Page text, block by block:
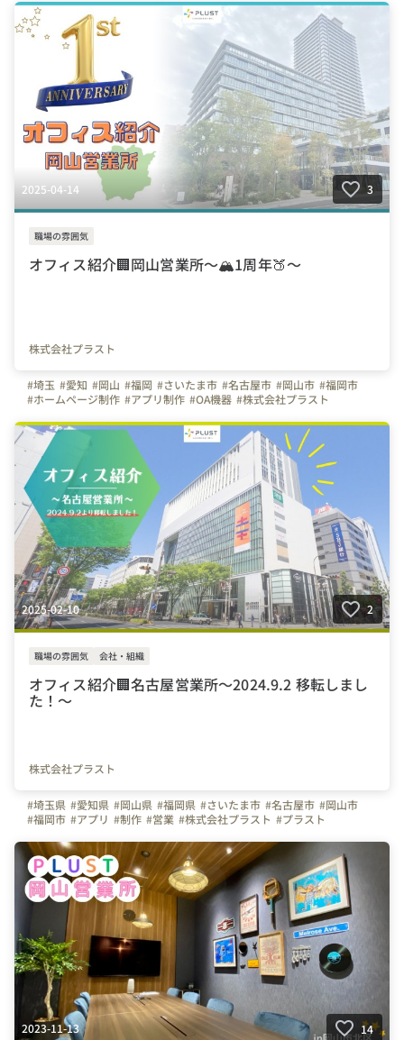
#ホームページ #コンサルティング #写真で伝える会社の雰囲気
#オフィス紹介 #オフィスを紹介します #移転
#うちのチームのいいところ
#はたらく人
#新しいオフィス
#会社の推しポイント
#弊社のすごいところ
2025-04-14 3
職場の雰囲気
オフィス紹介🏢岡山営業所～🏔1周年🍑～
株式会社プラスト
#埼玉 #愛知 #岡山 #福岡 #さいたま市 #名古屋市 #岡山市 #福岡市
#ホームページ制作 #アプリ制作 #OA機器 #株式会社プラスト
#会社の推しポイント #オフィスを紹介します
#写真で伝える会社の雰囲気
#プラスト営業所 #入社エントリー
2025-02-10 2
職場の雰囲気 会社・組織
オフィス紹介🏢名古屋営業所～2024.9.2 移転しまし
た！～
株式会社プラスト
#埼玉県 #愛知県 #岡山県 #福岡県 #さいたま市 #名古屋市 #岡山市
#福岡市 #アプリ #制作 #営業 #株式会社プラスト #プラスト
#ホームページ
#コンサルティング #写真で伝える会社の雰囲気
#オフィス紹介 #オフィスを紹介します #栄 #栄町 #移転
#オープン
#うちのチームのいいところ #はたらく人 #新しいオフィス
#会社の推しポイント
2023-11-13 14